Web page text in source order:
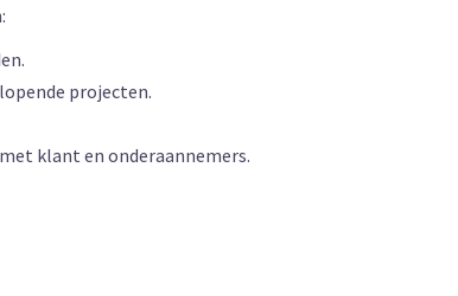
projecten.
klant en onderaannemers.